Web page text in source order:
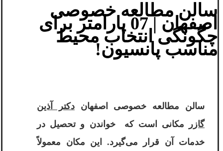
سالن مطالعه خصوصی
اصفهان | 07 پارامتر برای
چگونگی انتخاب محیط
مناسب پانسیون!
سالن مطالعه خصوصی اصفهاندکتر آذین
گازر
مکانی است که خواندن و تحصیل در
خدمات آن قرار می‌گیرد. این مکان معمولاً